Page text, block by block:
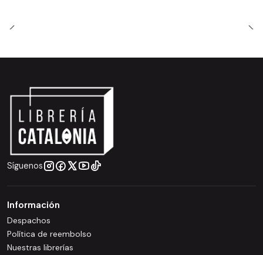
Síguenos
Información
Despachos
Política de reembolso
Nuestras librerías